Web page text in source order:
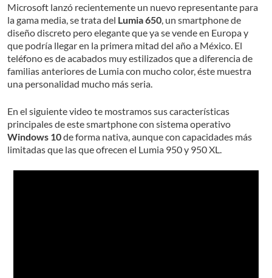
Microsoft lanzó recientemente un nuevo representante para
la gama media, se trata del Lumia 650 , un smartphone de
diseño discreto pero elegante que ya se vende en Europa y
que podría llegar en la primera mitad del año a México. El
teléfono es de acabados muy estilizados que a diferencia de
familias anteriores de Lumia con mucho color, éste muestra
una personalidad mucho más seria.
En el siguiente video te mostramos sus características
principales de este smartphone con sistema operativo
Windows 10de forma nativa, aunque con capacidades más
limitadas que las que ofrecen el Lumia 950 y 950 XL.